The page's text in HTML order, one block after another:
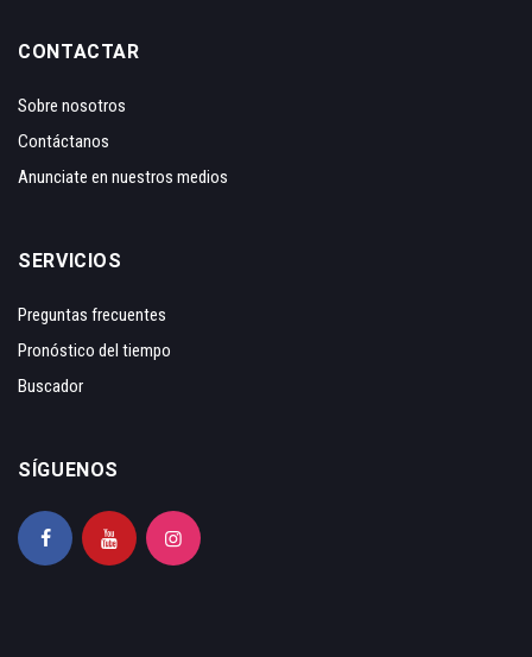
CONTACTAR
Sobre nosotros
Contáctanos
Anunciate en nuestros medios
SERVICIOS
Preguntas frecuentes
Pronóstico del tiempo
Buscador
SÍGUENOS